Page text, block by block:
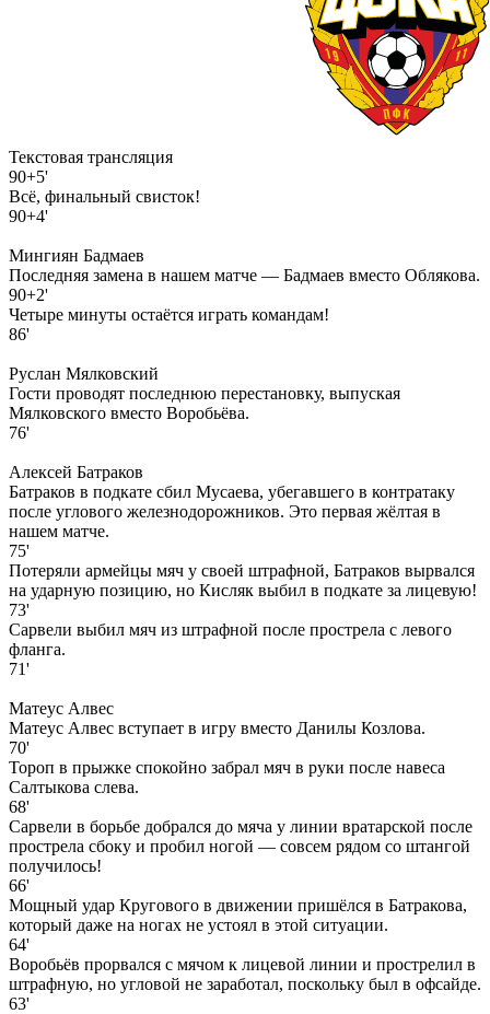
Текстовая трансляция
90+5'
Всё, финальный свисток!
90+4'
Мингиян Бадмаев
Последняя замена в нашем матче — Бадмаев вместо Облякова.
90+2'
Четыре минуты остаётся играть командам!
86'
Руслан Мялковский
Гости проводят последнюю перестановку, выпуская
Мялковского вместо Воробьёва.
76'
Алексей Батраков
Батраков в подкате сбил Мусаева, убегавшего в контратаку
после углового железнодорожников. Это первая жёлтая в
нашем матче.
75'
Потеряли армейцы мяч у своей штрафной, Батраков вырвался
на ударную позицию, но Кисляк выбил в подкате за лицевую!
73'
Сарвели выбил мяч из штрафной после прострела с левого
фланга.
71'
Матеус Алвес
Матеус Алвес вступает в игру вместо Данилы Козлова.
70'
Тороп в прыжке спокойно забрал мяч в руки после навеса
Салтыкова слева.
68'
Сарвели в борьбе добрался до мяча у линии вратарской после
прострела сбоку и пробил ногой — совсем рядом со штангой
получилось!
66'
Мощный удар Кругового в движении пришёлся в Батракова,
который даже на ногах не устоял в этой ситуации.
64'
Воробьёв прорвался с мячом к лицевой линии и прострелил в
штрафную, но угловой не заработал, поскольку был в офсайде.
63'